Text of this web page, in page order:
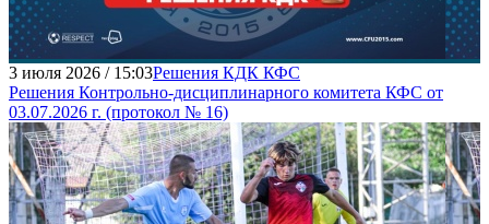
3 июля 2026 / 15:03Решения КДК КФС
Решения Контрольно-дисциплинарного комитета КФС от
03.07.2026 г. (протокол № 16)